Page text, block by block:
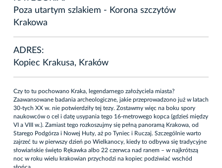
Poza utartym szlakiem - Korona szczytów
Krakowa
ADRES:
Kopiec Krakusa, Kraków
Czy to tu pochowano Kraka, legendarnego założyciela miasta?
Zaawansowane badania archeologiczne, jakie przeprowadzono już w latach
30-tych XX w. nie potwierdziły tej tezy. Zostawmy więc na boku spory
naukowców o cel i datę usypania tego 16-metrowego kopca (gdzieś między
VI a VIII w.). Zamiast tego rozkoszujmy się pełną panoramą Krakowa, od
Starego Podgórza i Nowej Huty, aż po Tyniec i Ruczaj. Szczególnie warto
zajrzeć tu w pierwszy dzień po Wielkanocy, kiedy to odbywa się tradycyjne
słowiańskie święto Rękawka albo 22 czerwca nad ranem – w najkrótszą
noc w roku wielu krakowian przychodzi na kopiec podziwiać wschód